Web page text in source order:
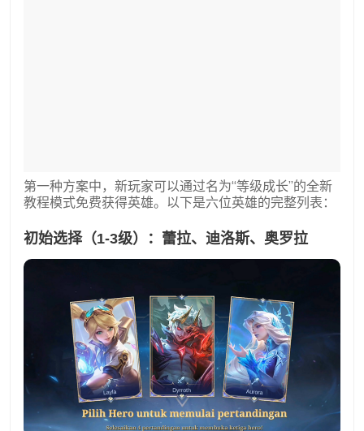
第一种方案中，新玩家可以通过名为“等级成长”的全新
教程模式免费获得英雄。以下是六位英雄的完整列表：
初始选择（1-3级）：蕾拉、迪洛斯、奥罗拉